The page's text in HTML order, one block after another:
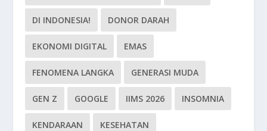
DI INDONESIA! DONOR DARAH
EKONOMI DIGITAL EMAS
FENOMENA LANGKA GENERASI MUDA
GEN Z GOOGLE IIMS 2026 INSOMNIA
KENDARAAN KESEHATAN